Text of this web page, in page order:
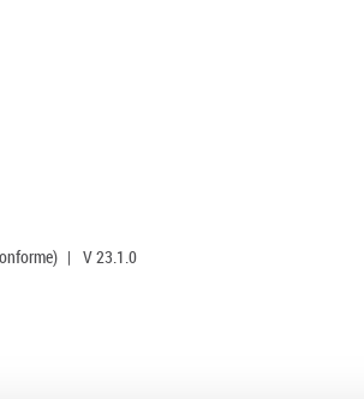
| V 23.1.0